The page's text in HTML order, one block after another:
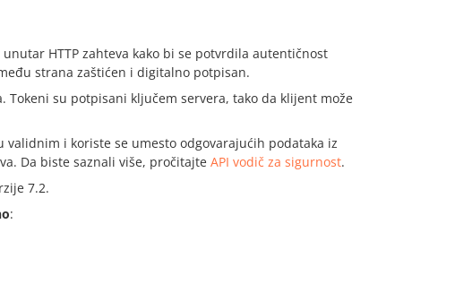
HTTP zahteva kako bi se potvrdila autentičnost
strana zaštićen i digitalno potpisan.
Tokeni su potpisani ključem servera, tako da klijent može
validnim i koriste se umesto odgovarajućih podataka iz
Da biste saznali više, pročitajte API vodič za sigurnost.
7.2.
: